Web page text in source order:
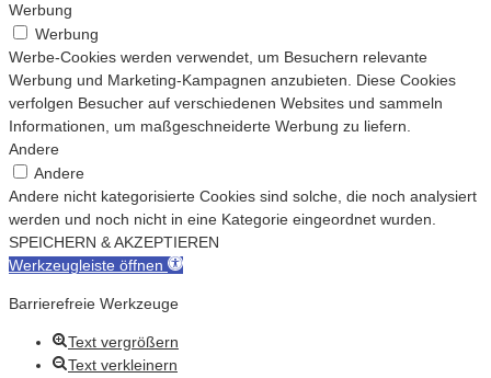
Werbung
Werbung
Werbe-Cookies werden verwendet, um Besuchern relevante
Werbung und Marketing-Kampagnen anzubieten. Diese Cookies
verfolgen Besucher auf verschiedenen Websites und sammeln
Informationen, um maßgeschneiderte Werbung zu liefern.
Andere
Andere
Andere nicht kategorisierte Cookies sind solche, die noch analysiert
werden und noch nicht in eine Kategorie eingeordnet wurden.
SPEICHERN & AKZEPTIEREN
Werkzeugleiste öffnen
Barrierefreie Werkzeuge
Text vergrößern
Text verkleinern